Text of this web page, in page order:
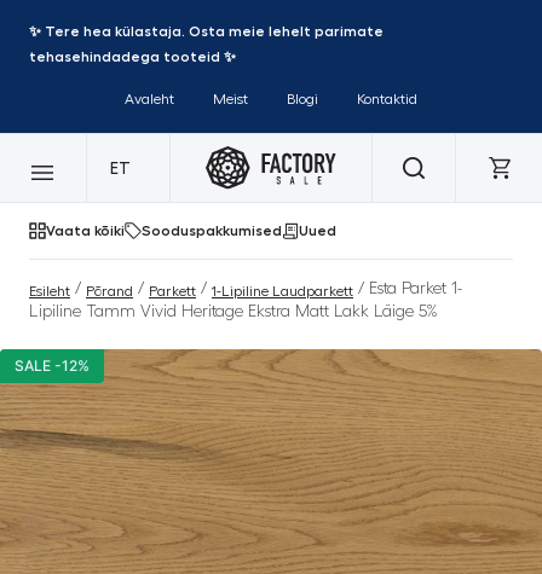
✨ Tere hea külastaja. Osta meie lehelt parimate
tehasehindadega tooteid ✨
Avaleht Meist Blogi Kontaktid
ET
Vaata kõiki Sooduspakkumised Uued
Esileht / Põrand / Parkett / 1-Lipiline Laudparkett / Esta Parket 1-
Lipiline Tamm Vivid Heritage Ekstra Matt Lakk Läige 5%
SALE -12%